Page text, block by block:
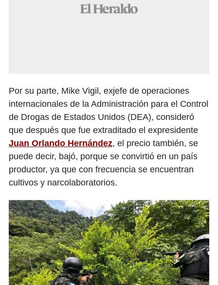
Por su parte, Mike Vigil, exjefe de operaciones
internacionales de la Administración para el Control
de Drogas de Estados Unidos (DEA), consideró
que después que fue extraditado el expresidente
Juan Orlando Hernández, el precio también, se
puede decir, bajó, porque se convirtió en un país
productor, ya que con frecuencia se encuentran
cultivos y narcolaboratorios.